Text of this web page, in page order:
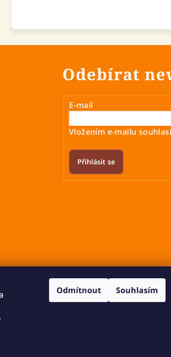
.
Odmítnout Souhlasím
Odebírat
E-mail
Vložením e-mailu
Přihlásit se
.